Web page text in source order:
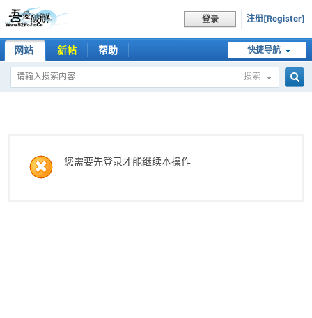
登录 注册[Register]
快捷导航
网站 新帖 帮助
搜索
您需要先登录才能继续本操作